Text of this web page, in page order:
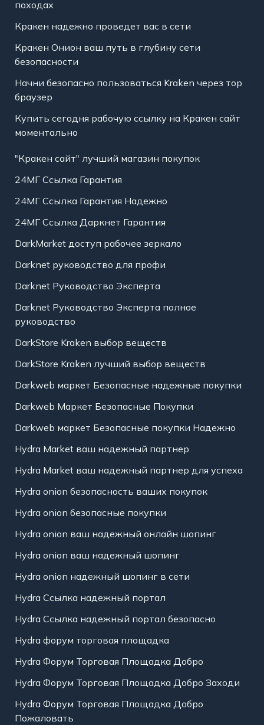
походах
Кракен надежно проведет вас в сети
Кракен Онион ваш путь в глубину сети
безопасности
Начни безопасно пользоваться Kraken через тор
браузер
Купить сегодня рабочую ссылку на Кракен сайт
моментально
"Кракен сайт" лучший магазин покупок
24МГ Ссылка Гарантия
24МГ Ссылка Гарантия Надежно
24МГ Ссылка Даркнет Гарантия
DarkMarket доступ рабочее зеркало
Darknet руководство для профи
Darknet Руководство Эксперта
Darknet Руководство Эксперта полное
руководство
DarkStore Kraken выбор веществ
DarkStore Kraken лучший выбор веществ
Darkweb маркет Безопасные надежные покупки
Darkweb Маркет Безопасные Покупки
Darkweb маркет Безопасные покупки Надежно
Hydra Market ваш надежный партнер
Hydra Market ваш надежный партнер для успеха
Hydra onion безопасность ваших покупок
Hydra onion безопасные покупки
Hydra onion ваш надежный онлайн шопинг
Hydra onion ваш надежный шопинг
Hydra onion надежный шопинг в сети
Hydra Ссылка надежный портал
Hydra Ссылка надежный портал безопасно
Hydra форум торговая площадка
Hydra Форум Торговая Площадка Добро
Hydra Форум Торговая Площадка Добро Заходи
Hydra Форум Торговая Площадка Добро
Пожаловать